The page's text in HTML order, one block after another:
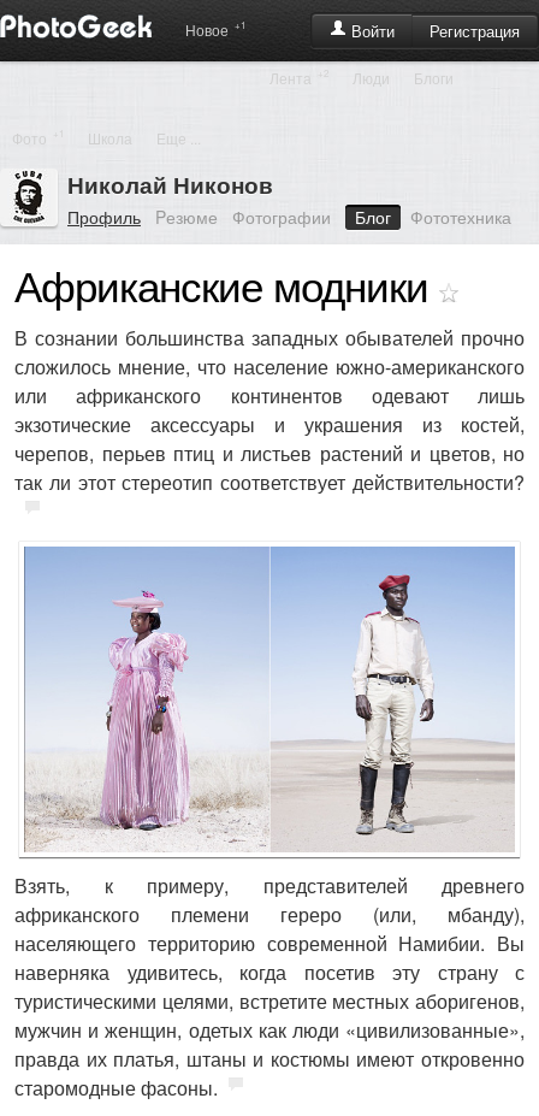
Войти Регистрация
Новое +1
Лента Люди Блоги
Фото Школа Еще ...
Николай Никонов
Профиль Pезюме Фотографии Блог Фототехника
Африканские модники
В сознании большинства западных обывателей прочно
сложилось мнение, что население южно-американского
или африканского континентов одевают лишь
экзотические аксессуары и украшения из костей,
черепов, перьев птиц и листьев растений и цветов, но
так ли этот стереотип соответствует действительности?
Взять, к примеру, представителей древнего
африканского племени гереро (или, мбанду),
населяющего территорию современной Намибии. Вы
наверняка удивитесь, когда посетив эту страну с
туристическими целями, встретите местных аборигенов,
мужчин и женщин, одетых как люди «цивилизованные»,
правда их платья, штаны и костюмы имеют откровенно
старомодные фасоны.